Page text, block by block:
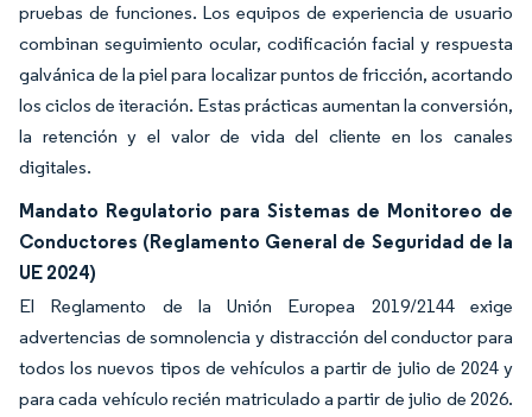
pruebas de funciones. Los equipos de experiencia de usuario
combinan seguimiento ocular, codificación facial y respuesta
galvánica de la piel para localizar puntos de fricción, acortando
los ciclos de iteración. Estas prácticas aumentan la conversión,
la retención y el valor de vida del cliente en los canales
digitales.
Mandato Regulatorio para Sistemas de Monitoreo de
Conductores (Reglamento General de Seguridad de la
UE 2024)
El Reglamento de la Unión Europea 2019/2144 exige
advertencias de somnolencia y distracción del conductor para
todos los nuevos tipos de vehículos a partir de julio de 2024 y
para cada vehículo recién matriculado a partir de julio de 2026.